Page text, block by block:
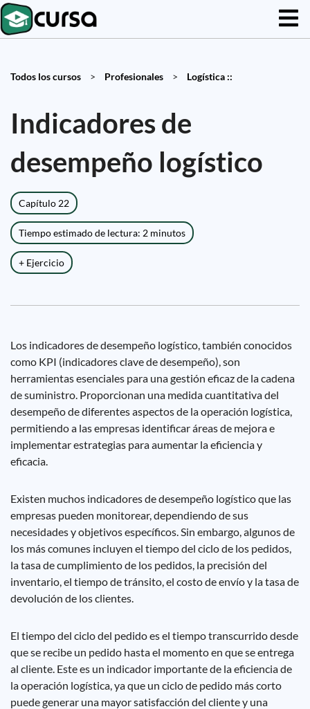
Todos los cursos > Profesionales > Logística ::
Indicadores de
desempeño logístico
Capítulo 22
Tiempo estimado de lectura: 2 minutos
+ Ejercicio
Los indicadores de desempeño logístico, también conocidos
como KPI (indicadores clave de desempeño), son
herramientas esenciales para una gestión eficaz de la cadena
de suministro. Proporcionan una medida cuantitativa del
desempeño de diferentes aspectos de la operación logística,
permitiendo a las empresas identificar áreas de mejora e
implementar estrategias para aumentar la eficiencia y
eficacia.
Existen muchos indicadores de desempeño logístico que las
empresas pueden monitorear, dependiendo de sus
necesidades y objetivos específicos. Sin embargo, algunos de
los más comunes incluyen el tiempo del ciclo de los pedidos,
la tasa de cumplimiento de los pedidos, la precisión del
inventario, el tiempo de tránsito, el costo de envío y la tasa de
devolución de los clientes.
El tiempo del ciclo del pedido es el tiempo transcurrido desde
que se recibe un pedido hasta el momento en que se entrega
al cliente. Este es un indicador importante de la eficiencia de
la operación logística, ya que un ciclo de pedido más corto
puede generar una mayor satisfacción del cliente y una